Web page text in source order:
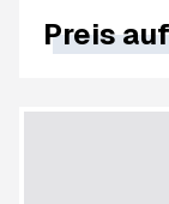
Preis